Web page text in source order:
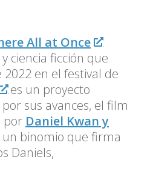
All at Once
ciencia ficción que
en el festival de
es un proyecto
sus avances, el film
por Daniel Kwan y
un binomio que firma
Daniels,